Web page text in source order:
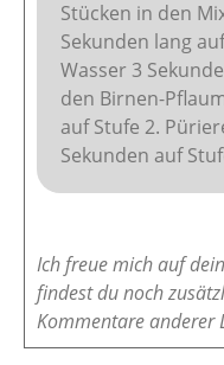
Stücken in den
Sekunden lang
Wasser 3
den Birnen-
auf Stufe 2.
Sekunden auf
Ich freue mich auf
findest du noch
Kommentare anderer